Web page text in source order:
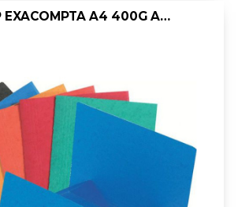
STOFKLEPMAP EXACOMPTA A4 400G ASS/PK50